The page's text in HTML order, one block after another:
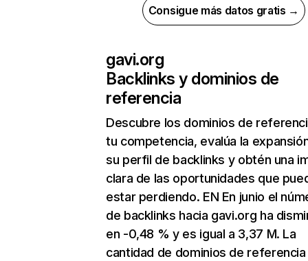
Consigue más datos gratis →
gavi.org
Backlinks y dominios de
referencia
Descubre los dominios de
tu competencia, evalúa la
su perfil de backlinks y obtén una
clara de las oportunidades que
estar perdiendo. EN En junio el
de backlinks hacia gavi.org ha
en -0,48 % y es igual a 3,37 M. La
cantidad de dominios de referencia